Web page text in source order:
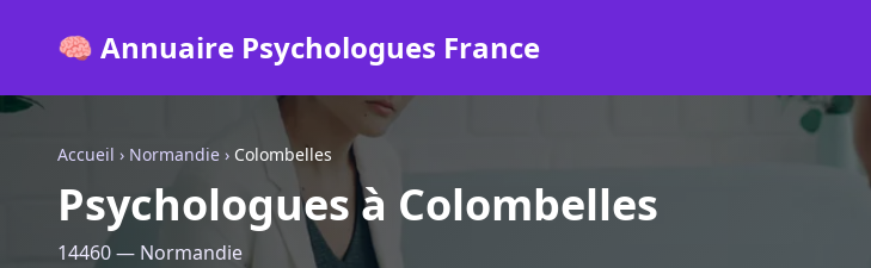
🧠 Annuaire Psychologues France
Accueil › Normandie › Colombelles
Psychologues à Colombelles
14460 — Normandie